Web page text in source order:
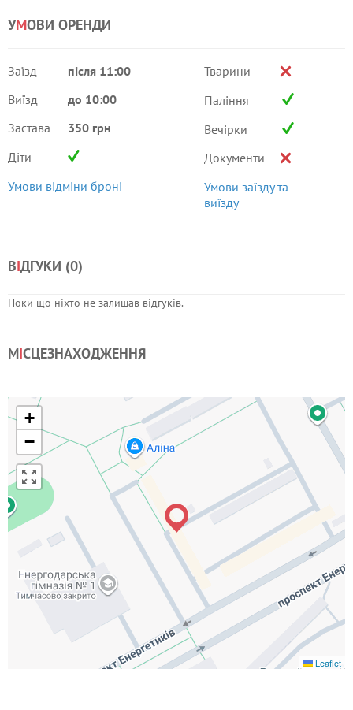
УМОВИ ОРЕНДИ
Заїзд
після 11:00
Виїзд
до 10:00
Застава
350 грн
Діти
Умови відміни броні
Тварини
Паління
Вечірки
Документи
Умови заїзду та
виїзду
ВІДГУКИ (0)
Поки що ніхто не залишав відгуків.
МІСЦЕЗНАХОДЖЕННЯ
+
−
Leaflet